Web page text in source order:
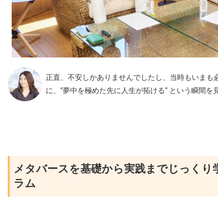
正直、不安しかありませんでしたし、当時もいまも
に、“夢中を極めた先に人生が拓ける” という瞬間を
メタバースを基礎から実践までじっくり
ラム